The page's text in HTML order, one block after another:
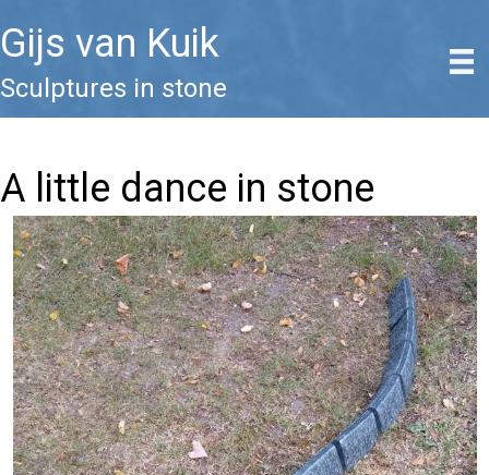
Gijs van Kuik
Sculptures in stone
A little dance in stone